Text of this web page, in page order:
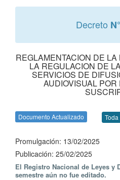
Decreto
REGLAMENTACION DE
LA REGULACION DE
SERVICIOS DE
AUDIOVISUAL
Documento Actualizado
Promulgación: 13/02/2025
Publicación: 25/02/2025
El Registro Nacional de Leyes y
semestre aún no fue editado.